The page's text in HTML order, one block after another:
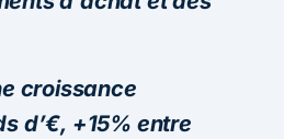
croissance
d’€, +15% entre